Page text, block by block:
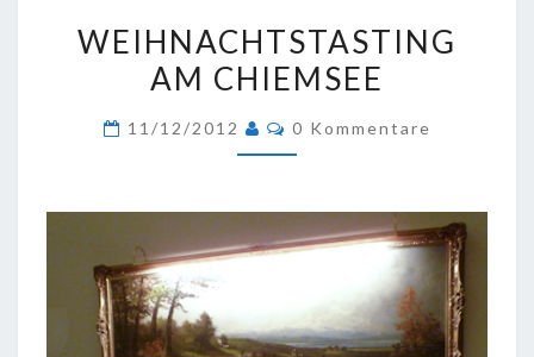
AM
CHIEMSEE
WEIHNACHTSTASTING
AM CHIEMSEE
11/12/2012 Kommentare
0 Kommentare